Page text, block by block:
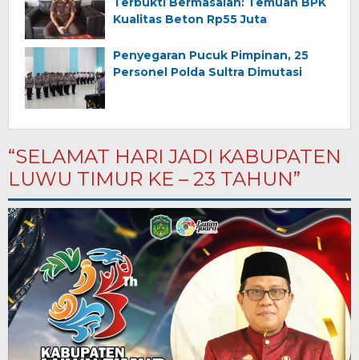
Kualitas Beton Rp55 Juta
Penyegaran Pucuk Pimpinan, 25
Personel Polda Sultra Dimutasi
“SELAMAT HARI JADI KABUPATEN
LUWU TIMUR KE – 23 TAHUN”